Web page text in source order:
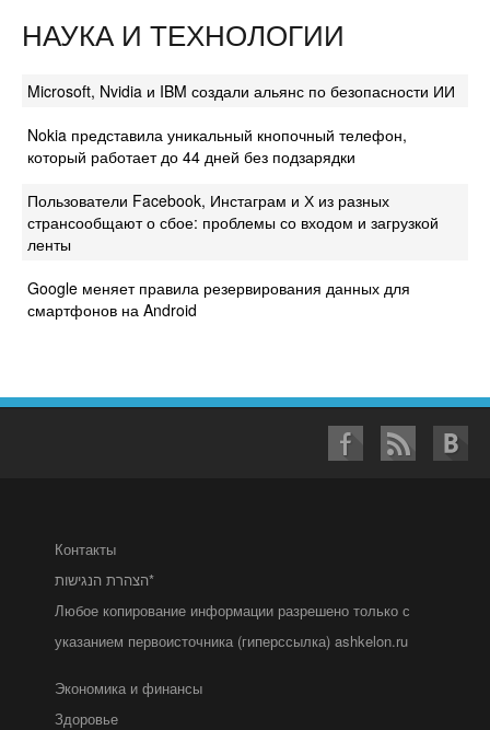
НАУКА И ТЕХНОЛОГИИ
Microsoft, Nvidia и IBM создали альянс по безопасности ИИ
Nokia представила уникальный кнопочный телефон,
который работает до 44 дней без подзарядки
Пользователи Facebook, Инстаграм и Х из разных
странсообщают о сбое: проблемы со входом и загрузкой
ленты
Google меняет правила резервирования данных для
смартфонов на Android
Контакты
הצהרת הנגישות*
Любое копирование информации разрешено только с
указанием первоисточника (гиперссылка) ashkelon.ru
Экономика и финансы
Здоровье